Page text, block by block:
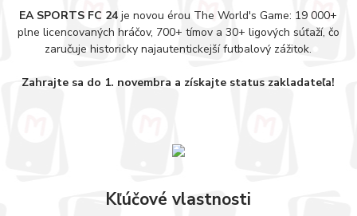
EA SPORTS FC 24 je novou érou The World's Game: 19 000+
plne licencovaných hráčov, 700+ tímov a 30+ ligových súťaží, čo
zaručuje historicky najautentickejší futbalový zážitok.
Zahrajte sa do 1. novembra a získajte status zakladateľa!
Kľúčové vlastnosti